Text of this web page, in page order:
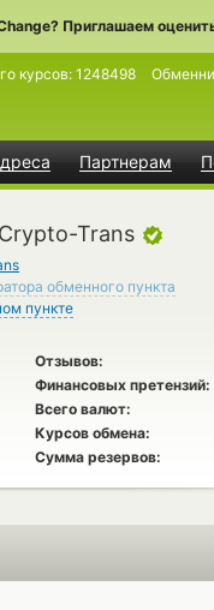
Приглашаем
Партнерам
курсов: 1248498
Trans
обменного пункта
пункте
Отзывов:
Финансовых претензий:
Всего валют:
Курсов обмена:
Сумма резервов: